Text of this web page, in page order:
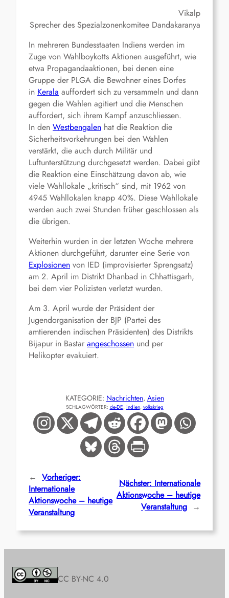
Vikalp
Sprecher des Spezialzonenkomitee Dandakaranya
In mehreren Bundesstaaten Indiens werden im
Zuge von Wahlboykotts Aktionen ausgeführt, wie
etwa Propagandaaktionen, bei denen eine
Gruppe der PLGA die Bewohner eines Dorfes
in Kerala auffordert sich zu versammeln und dann
gegen die Wahlen agitiert und die Menschen
auffordert, sich ihrem Kampf anzuschliessen.
In den Westbengalen hat die Reaktion die
Sicherheitsvorkehrungen bei den Wahlen
verstärkt, die auch durch Militär und
Luftunterstützung durchgesetzt werden. Dabei gibt
die Reaktion eine Einschätzung davon ab, wie
viele Wahllokale „kritisch“ sind, mit 1962 von
4945 Wahllokalen knapp 40%. Diese Wahllokale
werden auch zwei Stunden früher geschlossen als
die übrigen.
Weiterhin wurden in der letzten Woche mehrere
Aktionen durchgeführt, darunter eine Serie von
Explosionen von IED (improvisierter Sprengsatz)
am 2. April im Distrikt Dhanbad in Chhattisgarh,
bei dem vier Polizisten verletzt wurden.
Am 3. April wurde der Präsident der
Jugendorganisation der BJP (Partei des
amtierenden indischen Präsidenten) des Distrikts
Bijapur in Bastar angeschossen und per
Helikopter evakuiert.
KATEGORIE: Nachrichten, Asien
SCHLAGWÖRTER: de-DE, indien, volkskrieg
← Vorheriger:
Internationale
Aktionswoche – heutige
Veranstaltung
Nächster: Internationale
Aktionswoche – heutige
Veranstaltung →
CC BY-NC 4.0